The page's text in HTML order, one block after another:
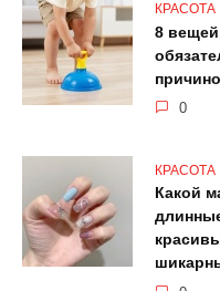
КРАСОТА
8
0
КРАСОТА
Какой